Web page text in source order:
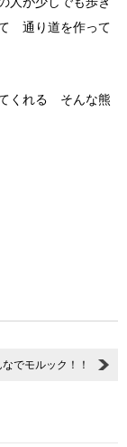
通り道を作って
くれる そんな熊
でモルック！！